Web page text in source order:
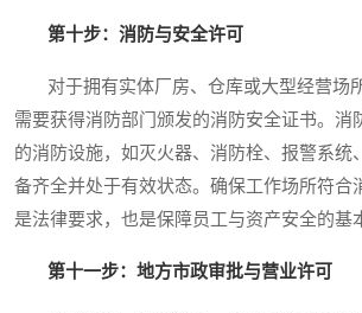
第十步：消防与安全许可
对于拥有实体厂房、仓库或大型经营场
需要获得消防部门颁发的消防安全证书。消
的消防设施，如灭火器、消防栓、报警系统
备齐全并处于有效状态。确保工作场所符合
是法律要求，也是保障员工与资产安全的基
第十一步：地方市政审批与营业许可